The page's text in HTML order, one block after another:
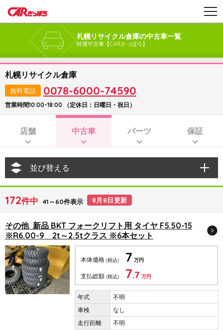
札幌リサイクル倉庫の中古車一覧
特選中古車【CARさっぽろ】
札幌リサイクル倉庫
無料電話 0078-6000-74590
営業時間10:00-18:00 （定休日：日曜日・祝日）
店舗 中古車 パーツ 保証
並び替える
172件中 41～60件表示 8月8日更新
その他 新品 BKT フォークリフト用 タイヤ F5.50-15
※R6.00-9 2t～2.5tクラス ※6本セット
本体価格 (税込) 7 万円
支払総額 (税込) 7.7 万円
不明
なし
不明